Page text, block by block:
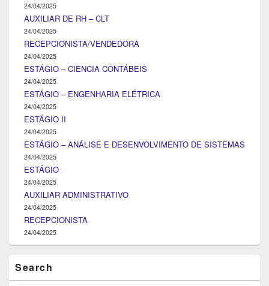
24/04/2025
AUXILIAR DE RH – CLT
24/04/2025
RECEPCIONISTA/VENDEDORA
24/04/2025
ESTÁGIO – CIÊNCIA CONTÁBEIS
24/04/2025
ESTÁGIO – ENGENHARIA ELÉTRICA
24/04/2025
ESTÁGIO II
24/04/2025
ESTÁGIO – ANÁLISE E DESENVOLVIMENTO DE SISTEMAS
24/04/2025
ESTÁGIO
24/04/2025
AUXILIAR ADMINISTRATIVO
24/04/2025
RECEPCIONISTA
24/04/2025
Search